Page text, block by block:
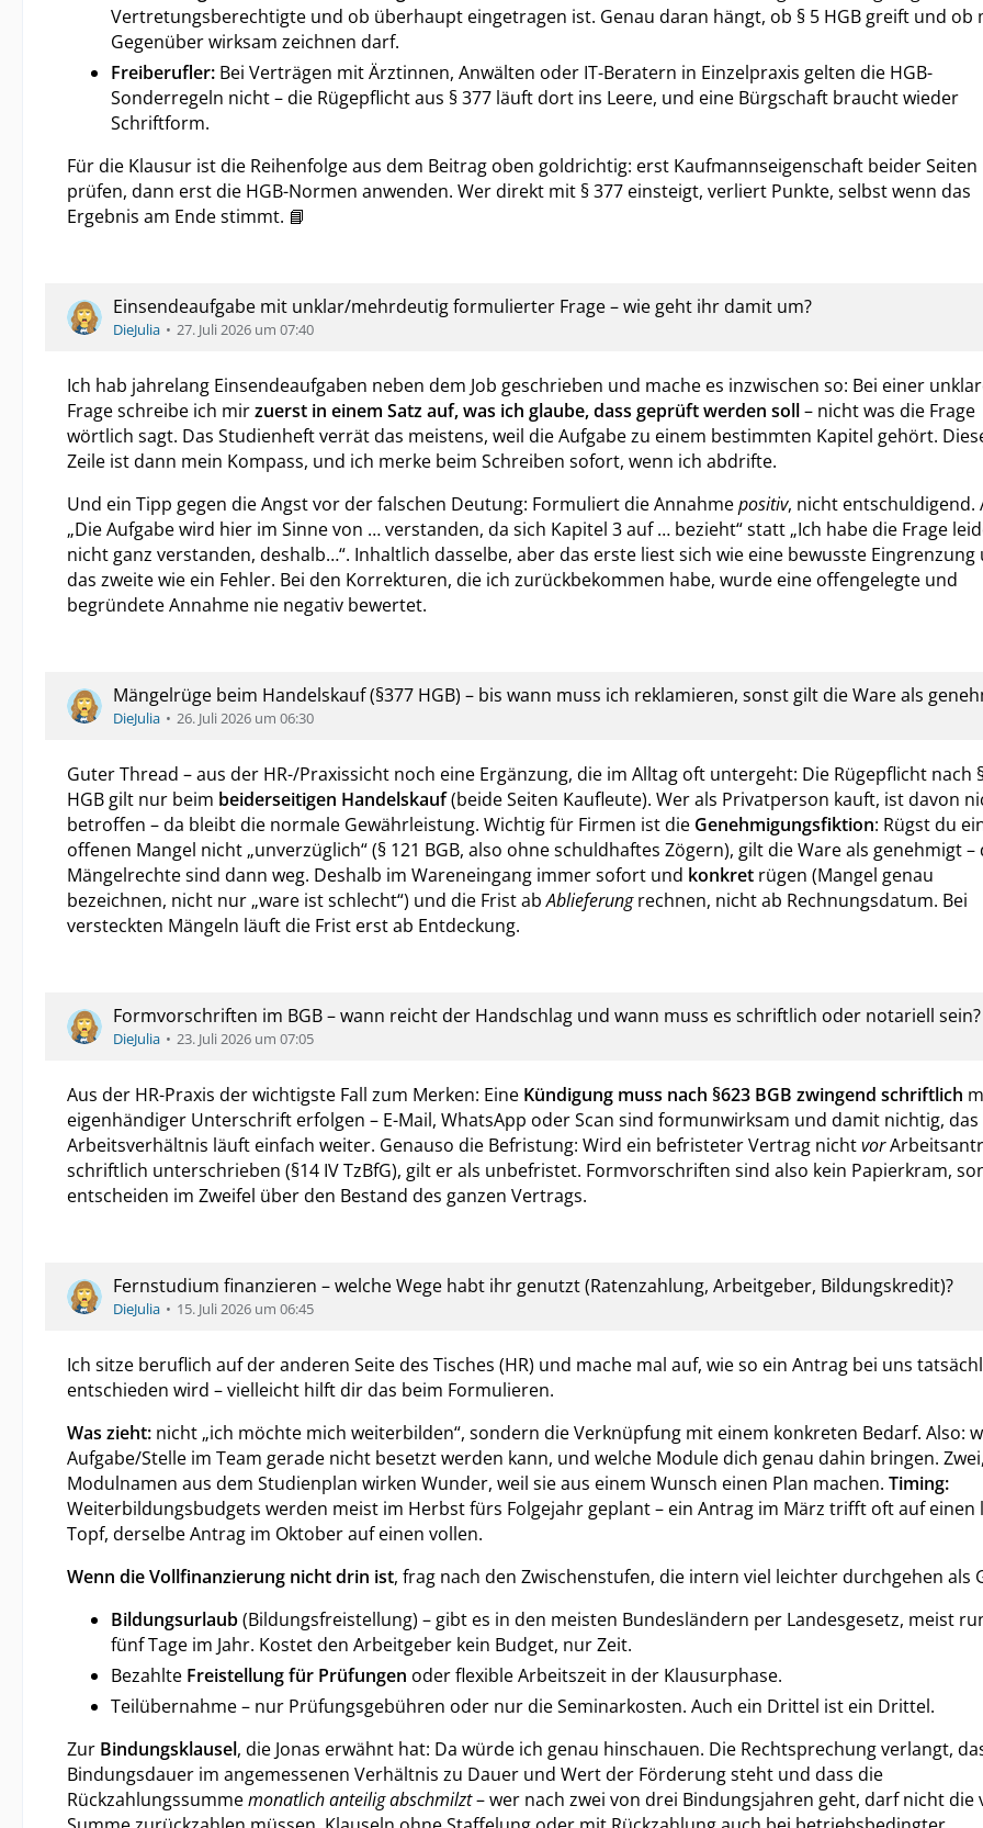
Vertretungsberechtigte und ob überhaupt eingetragen ist. Genau daran hängt, ob § 5 HGB greift und ob
Gegenüber wirksam zeichnen darf.
Freiberufler: Bei Verträgen mit Ärztinnen, Anwälten oder IT-Beratern in Einzelpraxis gelten die HGB-
Sonderregeln nicht – die Rügepflicht aus § 377 läuft dort ins Leere, und eine Bürgschaft braucht wieder
Schriftform.
Für die Klausur ist die Reihenfolge aus dem Beitrag oben goldrichtig: erst Kaufmannseigenschaft beider Seiten
prüfen, dann erst die HGB-Normen anwenden. Wer direkt mit § 377 einsteigt, verliert Punkte, selbst wenn das
Ergebnis am Ende stimmt. 📘
Einsendeaufgabe mit unklar/mehrdeutig formulierter Frage – wie geht ihr damit um?
DieJulia 27. Juli 2026 um 07:40
Ich hab jahrelang Einsendeaufgaben neben dem Job geschrieben und mache es inzwischen so: Bei einer
Frage schreibe ich mirzuerst in einem Satz auf, was ich glaube, dass geprüft werden soll– nicht was die Frage
wörtlich sagt. Das Studienheft verrät das meistens, weil die Aufgabe zu einem bestimmten Kapitel gehört.
Zeile ist dann mein Kompass, und ich merke beim Schreiben sofort, wenn ich abdrifte.
Und ein Tipp gegen die Angst vor der falschen Deutung: Formuliert die Annahmepositiv, nicht entschuldigend.
„Die Aufgabe wird hier im Sinne von … verstanden, da sich Kapitel 3 auf … bezieht“ statt „Ich habe die Frage
nicht ganz verstanden, deshalb…“. Inhaltlich dasselbe, aber das erste liest sich wie eine bewusste Eingrenzung
das zweite wie ein Fehler. Bei den Korrekturen, die ich zurückbekommen habe, wurde eine offengelegte und
begründete Annahme nie negativ bewertet.
Mängelrüge beim Handelskauf (§377 HGB) – bis wann muss ich reklamieren, sonst gilt die Ware als
DieJulia 26. Juli 2026 um 06:30
Guter Thread – aus der HR-/Praxissicht noch eine Ergänzung, die im Alltag oft untergeht: Die Rügepflicht nach
HGB gilt nur beim beiderseitigen Handelskauf(beide Seiten Kaufleute). Wer als Privatperson kauft, ist davon
betroffen – da bleibt die normale Gewährleistung. Wichtig für Firmen ist die Genehmigungsfiktion: Rügst du
offenen Mangel nicht „unverzüglich“ (§ 121 BGB, also ohne schuldhaftes Zögern), gilt die Ware als genehmigt –
Mängelrechte sind dann weg. Deshalb im Wareneingang immer sofort und konkret rügen (Mangel genau
bezeichnen, nicht nur „ware ist schlecht“) und die Frist abAblieferungrechnen, nicht ab Rechnungsdatum. Bei
versteckten Mängeln läuft die Frist erst ab Entdeckung.
Formvorschriften im BGB – wann reicht der Handschlag und wann muss es schriftlich oder notariell sein?
DieJulia 23. Juli 2026 um 07:05
Aus der HR-Praxis der wichtigste Fall zum Merken: Eine Kündigung muss nach §623 BGB zwingend schriftlich
eigenhändiger Unterschrift erfolgen – E-Mail, WhatsApp oder Scan sind formunwirksam und damit nichtig, das
Arbeitsverhältnis läuft einfach weiter. Genauso die Befristung: Wird ein befristeter Vertrag nichtvor
schriftlich unterschrieben (§14 IV TzBfG), gilt er als unbefristet. Formvorschriften sind also kein Papierkram,
entscheiden im Zweifel über den Bestand des ganzen Vertrags.
Fernstudium finanzieren – welche Wege habt ihr genutzt (Ratenzahlung, Arbeitgeber, Bildungskredit)?
DieJulia 15. Juli 2026 um 06:45
Ich sitze beruflich auf der anderen Seite des Tisches (HR) und mache mal auf, wie so ein Antrag bei uns
entschieden wird – vielleicht hilft dir das beim Formulieren.
Was zieht: nicht „ich möchte mich weiterbilden“, sondern die Verknüpfung mit einem konkreten Bedarf. Also:
Aufgabe/Stelle im Team gerade nicht besetzt werden kann, und welche Module dich genau dahin bringen.
Modulnamen aus dem Studienplan wirken Wunder, weil sie aus einem Wunsch einen Plan machen. Timing:
Weiterbildungsbudgets werden meist im Herbst fürs Folgejahr geplant – ein Antrag im März trifft oft auf einen
Topf, derselbe Antrag im Oktober auf einen vollen.
Wenn die Vollfinanzierung nicht drin ist, frag nach den Zwischenstufen, die intern viel leichter durchgehen als
Bildungsurlaub(Bildungsfreistellung) – gibt es in den meisten Bundesländern per Landesgesetz, meist
fünf Tage im Jahr. Kostet den Arbeitgeber kein Budget, nur Zeit.
Bezahlte Freistellung für Prüfungen oder flexible Arbeitszeit in der Klausurphase.
Teilübernahme – nur Prüfungsgebühren oder nur die Seminarkosten. Auch ein Drittel ist ein Drittel.
Zur Bindungsklausel, die Jonas erwähnt hat: Da würde ich genau hinschauen. Die Rechtsprechung verlangt,
Bindungsdauer im angemessenen Verhältnis zu Dauer und Wert der Förderung steht und dass die
Rückzahlungssummemonatlich anteilig abschmilzt– wer nach zwei von drei Bindungsjahren geht, darf nicht die